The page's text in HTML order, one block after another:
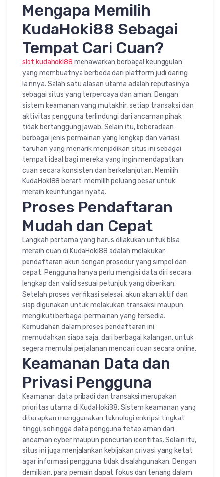
Mengapa Memilih
KudaHoki88 Sebagai
Tempat Cari Cuan?
slot kudahoki88 menawarkan berbagai keunggulan
yang membuatnya berbeda dari platform judi daring
lainnya. Salah satu alasan utama adalah reputasinya
sebagai situs yang terpercaya dan aman. Dengan
sistem keamanan yang mutakhir, setiap transaksi dan
aktivitas pengguna terlindungi dari ancaman pihak
tidak bertanggung jawab. Selain itu, keberadaan
berbagai jenis permainan yang lengkap dan variasi
taruhan yang menarik menjadikan situs ini sebagai
tempat ideal bagi mereka yang ingin mendapatkan
cuan secara konsisten dan berkelanjutan. Memilih
KudaHoki88 berarti memilih peluang besar untuk
meraih keuntungan nyata.
Proses Pendaftaran
Mudah dan Cepat
Langkah pertama yang harus dilakukan untuk bisa
meraih cuan di KudaHoki88 adalah melakukan
pendaftaran akun dengan prosedur yang simpel dan
cepat. Pengguna hanya perlu mengisi data diri secara
lengkap dan valid sesuai petunjuk yang diberikan.
Setelah proses verifikasi selesai, akun akan aktif dan
siap digunakan untuk melakukan transaksi maupun
mengikuti berbagai permainan yang tersedia.
Kemudahan dalam proses pendaftaran ini
memudahkan siapa saja, dari berbagai kalangan, untuk
segera memulai perjalanan mencari cuan secara online.
Keamanan Data dan
Privasi Pengguna
Keamanan data pribadi dan transaksi merupakan
prioritas utama di KudaHoki88. Sistem keamanan yang
diterapkan menggunakan teknologi enkripsi tingkat
tinggi, sehingga data pengguna tetap aman dari
ancaman cyber maupun pencurian identitas. Selain itu,
situs ini juga menjalankan kebijakan privasi yang ketat
agar informasi pengguna tidak disalahgunakan. Dengan
demikian, para pemain dapat fokus dan tenang dalam